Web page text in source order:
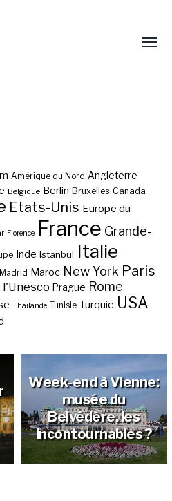
Amérique du Nord Angleterre
Belgique Berlin Bruxelles Canada
Etats-Unis Europe du
Florence France Grande-
Inde Istanbul Italie
Madrid Maroc New York Paris
Prague Rome
Thaïlande Tunisie Turquie USA
Week-end à Vienne:
musée du
Belvédère, les
incontournables ?